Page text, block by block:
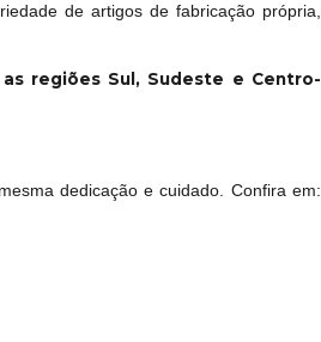
de artigos de fabricação própria,
regiões Sul, Sudeste e Centro-
dedicação e cuidado. Confira em: